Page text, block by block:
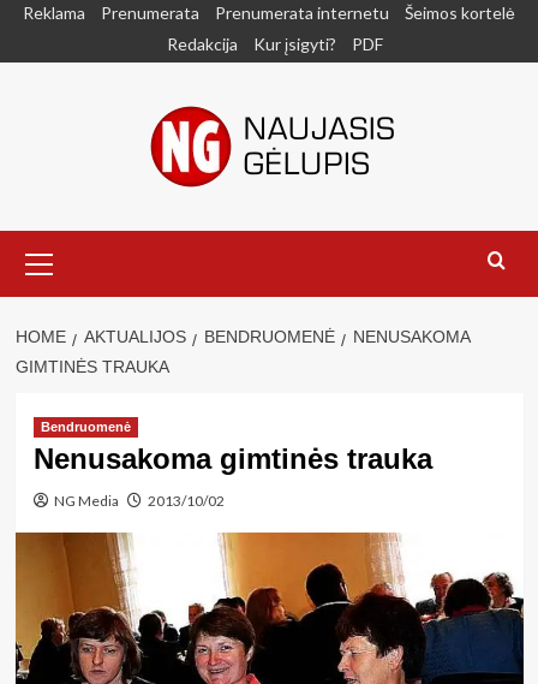
SkipReklama Prenumerata Prenumerata internetu
Šeimos kortelė
Redakcija
Kur įsigyti? PDF
Menu
HOME AKTUALIJOS BENDRUOMENĖ
NENUSAKOMA
GIMTINĖS TRAUKA
Bendruomenė
Nenusakoma gimtinės trauka
NG Media 2013/10/02